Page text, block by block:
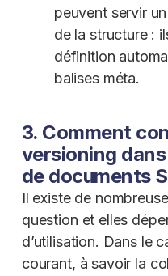
peuvent servir
de la structure :
définition
balises méta.
3. Comment
versioning
de documents
Il existe de
question et elles
d’utilisation. Dans le
courant, à savoir la